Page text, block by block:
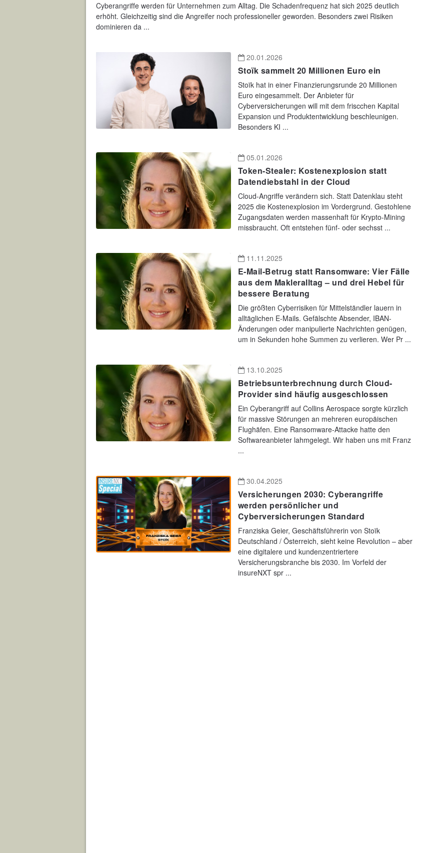
Cyberangriffe werden für Unternehmen zum Alltag. Die Schadenfrequenz hat sich 2025 deutlich
erhöht. Gleichzeitig sind die Angreifer noch professioneller geworden. Besonders zwei Risiken
dominieren da ...
20.01.2026
Stoïk sammelt 20 Millionen Euro ein
Stoïk hat in einer Finanzierungsrunde 20 Millionen
Euro eingesammelt. Der Anbieter für
Cyberversicherungen will mit dem friscchen Kapital
Expansion und Produktentwicklung beschleunigen.
Besonders KI ...
05.01.2026
Token-Stealer: Kostenexplosion statt
Datendiebstahl in der Cloud
Cloud-Angriffe verändern sich. Statt Datenklau steht
2025 die Kostenexplosion im Vordergrund. Gestohlene
Zugangsdaten werden massenhaft für Krypto-Mining
missbraucht. Oft entstehen fünf- oder sechsst ...
11.11.2025
E‑Mail‑Betrug statt Ransomware: Vier Fälle
aus dem Makleralltag – und drei Hebel für
bessere Beratung
Die größten Cyberrisiken für Mittelständler lauern in
alltäglichen E-Mails. Gefälschte Absender, IBAN-
Änderungen oder manipulierte Nachrichten genügen,
um in Sekunden hohe Summen zu verlieren. Wer Pr ...
13.10.2025
Betriebsunterbrechnung durch Cloud-
Provider sind häufig ausgeschlossen
Ein Cyberangriff auf Collins Aerospace sorgte kürzlich
für massive Störungen an mehreren europäischen
Flughäfen. Eine Ransomware-Attacke hatte den
Softwareanbieter lahmgelegt. Wir haben uns mit Franz
...
30.04.2025
Versicherungen 2030: Cyberangriffe
werden persönlicher und
Cyberversicherungen Standard
Franziska Geier, Geschäftsführerin von Stoïk
Deutschland / Österreich, sieht keine Revolution – aber
eine digitalere und kundenzentriertere
Versicherungsbranche bis 2030. Im Vorfeld der
insureNXT spr ...